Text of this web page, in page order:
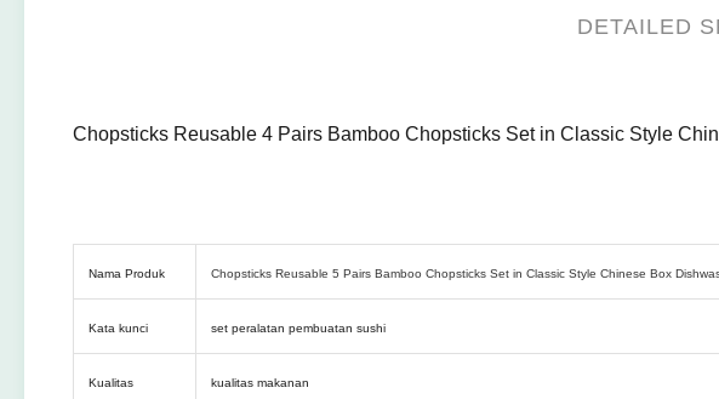
DETAILED
Chopsticks Reusable 4 Pairs Bamboo Chopsticks Set in Classic Style
Nama Produk Chopsticks Reusable 5 Pairs Bamboo Chopsticks Set in Classic Style Chinese Box
Kata kunci set peralatan pembuatan sushi
Kualitas kualitas makanan